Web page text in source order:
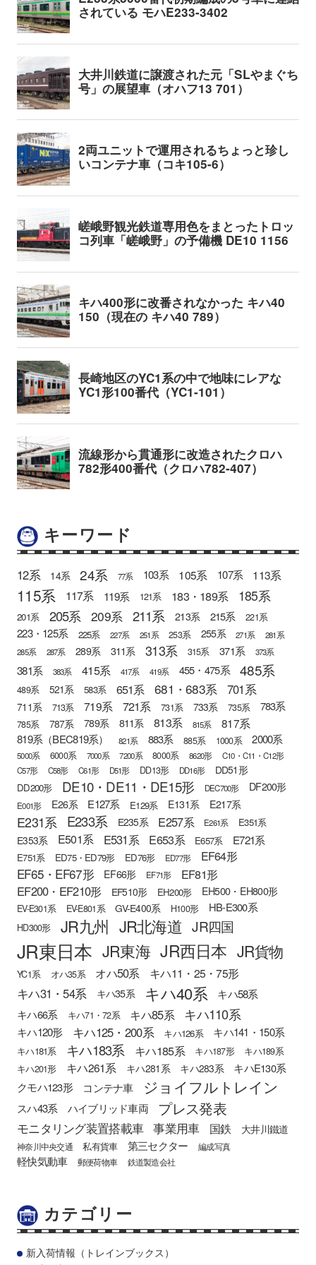
キーワード
12系 14系 24系 77系 103系 105系 107系 113系
115系 117系 119系 121系 183・189系 185系
201系 205系 209系 211系 213系 215系 221系
223・125系 225系 227系 251系 253系 255系 271系
281系
285系
287系 289系 311系 313系 315系 371系 373系
381系 383系 415系 417系 419系 455・475系 485系
489系 521系 583系 651系 681・683系 701系
711系 713系 719系 721系 731系 733系 735系 783系
785系 787系 789系 811系 813系 815系 817系
819系（BEC819系） 821系 883系 885系 1000系 2000系
5000系 6000系 7000系 7200系 8000系 8620形
C10・C11・C12形
C57形
C58形 C61形 D51形 DD13形 DD16形 DD51形
DD200形 DE10・DE11・DE15形 DEC700形 DF200形
E001形 E26系 E127系 E129系 E131系 E217系
E231系 E233系 E235系 E257系 E261系 E351系
E353系 E501系 E531系 E653系 E657系 E721系
E751系 ED75・ED79形 ED76形 ED77形 EF64形
EF65・EF67形 EF66形 EF71形
EF81形
EF200・EF210形
EF510形 EH200形 EH500・EH800形
EV-E301系 EV-E801系 GV-E400系 H100形 HB-E300系
HD300形 JR九州 JR北海道 JR四国
JR東日本 JR東海 JR西日本 JR貨物
YC1系 オハ35系 オハ50系 キハ11・25・75形
キハ31・54系 キハ35系 キハ40系 キハ58系
キハ66系 キハ71・72系 キハ85系 キハ110系
キハ120形 キハ125・200系 キハ126系 キハ141・150系
キハ181系 キハ183系 キハ185系 キハ187形
キハ189系
キハ201形
キハ261系 キハ281系 キハ283系
キハE130系
クモハ123形
コンテナ車 ジョイフルトレイン
スハ43系 ハイブリッド車両 プレス発表
モニタリング装置搭載車 事業用車 国鉄 大井川鐵道
神奈川中央交通 私有貨車 第三セクター 編成写真
軽快気動車 郵便荷物車 鉄道製造会社
カテゴリー
新入荷情報（トレインブックス）